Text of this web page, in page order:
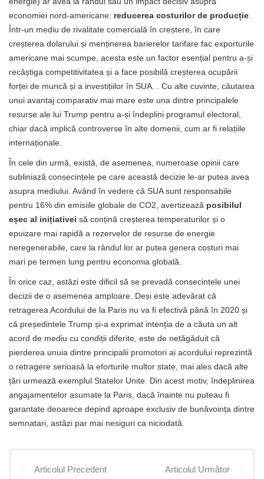
economiei nord-americane: reducerea costurilor de producție
Într-un mediu de rivalitate comercială în creștere, în care
creșterea dolarului și menținerea barierelor tarifare fac exporturile
americane mai scumpe, acesta este un factor esențial pentru a-și
recâștiga competitivitatea și a face posibilă creșterea ocupării
forței de muncă și a investițiilor în SUA. . Cu alte cuvinte, căutarea
unui avantaj comparativ mai mare este una dintre principalele
resurse ale lui Trump pentru a-și îndeplini programul electoral,
chiar dacă implică controverse în alte domenii, cum ar fi relațiile
internaționale.
În cele din urmă, există, de asemenea, numeroase opinii care
subliniază consecințele pe care această decizie le-ar putea avea
asupra mediului. Având în vedere că SUA sunt responsabile
pentru 16% din emisiile globale de CO2, avertizează posibilul
eșec al inițiativei să conțină creșterea temperaturilor și o
epuizare mai rapidă a rezervelor de resurse de energie
neregenerabile, care la rândul lor ar putea genera costuri mai
mari pe termen lung pentru economia globală.
În orice caz, astăzi este dificil să se prevadă consecințele unei
decizii de o asemenea amploare. Deși este adevărat că
retragerea Acordului de la Paris nu va fi efectivă până în 2020 și
că președintele Trump și-a exprimat intenția de a căuta un alt
acord de mediu cu condiții diferite, este de netăgăduit că
pierderea unuia dintre principalii promotori ai acordului reprezintă
o retragere serioasă la eforturile multor state, mai ales dacă alte
țări urmează exemplul Statelor Unite. Din acest motiv, îndeplinirea
angajamentelor asumate la Paris, dacă înainte nu puteau fi
garantate deoarece depind aproape exclusiv de bunăvoința dintre
semnatari, astăzi par mai nesiguri ca niciodată.
Articolul Precedent Articolul Următor